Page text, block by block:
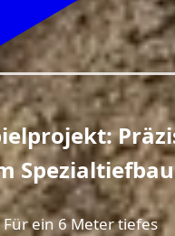
Spezialtiefbau
Für ein 6 Meter tiefes